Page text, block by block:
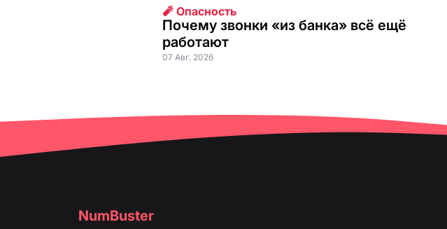
🧨 Опасность
Почему звонки «из банка» всё ещё
работают
07 Авг. 2026
NumBuster